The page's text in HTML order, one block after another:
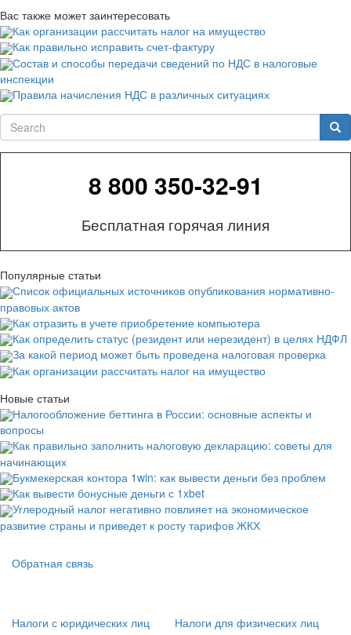
Вас также может заинтересовать
Как организации рассчитать налог на имущество
Как правильно исправить счет-фактуру
Состав и способы передачи сведений по НДС в налоговые
инспекции
Правила начисления НДС в различных ситуациях
Search
8 800 350-32-91
Бесплатная горячая линия
Популярные статьи
Список официальных источников опубликования нормативно-
правовых актов
Как отразить в учете приобретение компьютера
Как определить статус (резидент или нерезидент) в целях НДФЛ
За какой период может быть проведена налоговая проверка
Как организации рассчитать налог на имущество
Новые статьи
Налогообложение беттинга в России: основные аспекты и
вопросы
Как правильно заполнить налоговую декларацию: советы для
начинающих
Букмекерская контора 1win: как вывести деньги без проблем
Как вывести бонусные деньги с 1xbet
Углеродный налог негативно повлияет на экономическое
развитие страны и приведет к росту тарифов ЖКХ
Обратная связь
Налоги с юридических лиц Налоги для физических лиц